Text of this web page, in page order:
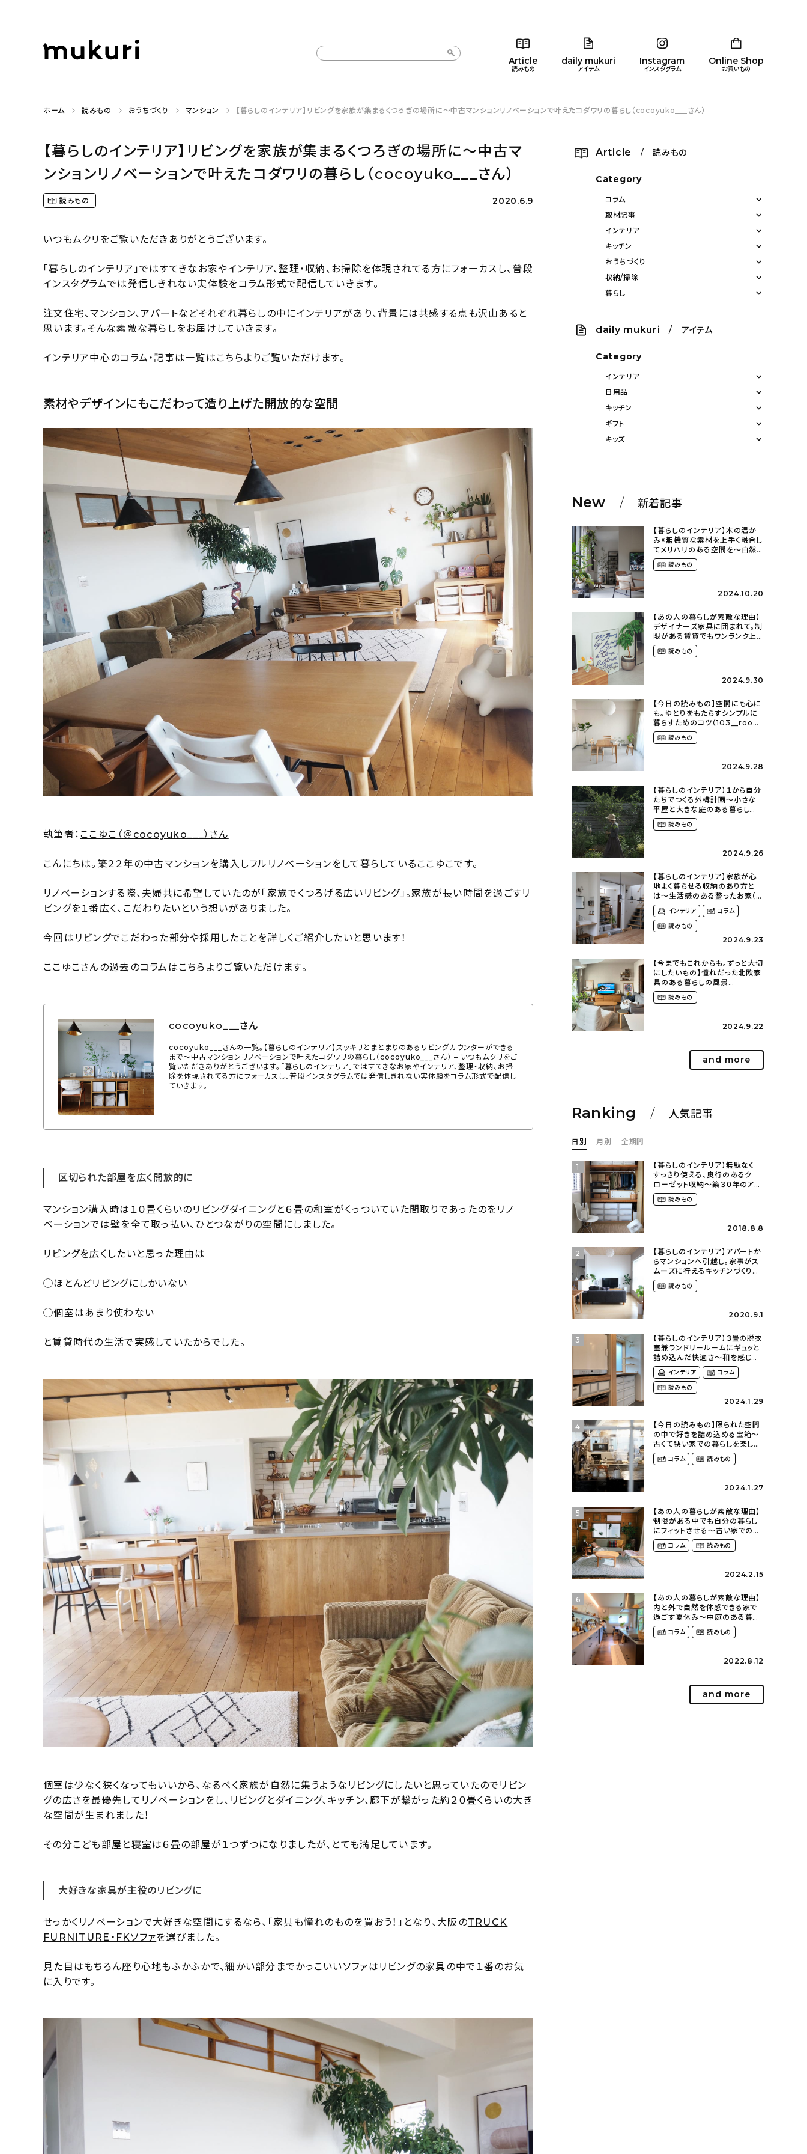
Article
読みもの
daily mukuri
アイテム
Instagram
インスタグラム
Online Shop
お買いもの
カテゴリー一覧 コラム 暮らし
カテゴリー一覧 インテリア キッズ
ホーム 読みもの おうちづくり マンション 【暮らしのインテリア】リビングを家族が集まるくつろぎの場所に～中古マンションリノベーションで叶えたコダワリの暮らし（cocoyuko___さん）
【暮らしのインテリア】リビングを家族が集まるくつろぎの場所に～中古マ
ンションリノベーションで叶えたコダワリの暮らし（cocoyuko___さん）
読みもの 2020.6.9
いつもムクリをご覧いただきありがとうございます。
「暮らしのインテリア」ではすてきなお家やインテリア、整理・収納、お掃除を体現されてる方にフォーカスし、普段
インスタグラムでは発信しきれない実体験をコラム形式で配信していきます。
注文住宅、マンション、アパートなどそれぞれ暮らしの中にインテリアがあり、背景には共感する点も沢山あると
思います。そんな素敵な暮らしをお届けしていきます。
インテリア中心のコラム・記事は一覧はこちらよりご覧いただけます。
素材やデザインにもこだわって造り上げた開放的な空間
執筆者： ここゆこ（＠cocoyuko___）さん
こんにちは。築２２年の中古マンションを購入しフルリノベーションをして暮らしているここゆこです。
リノベーションする際、夫婦共に希望していたのが「家族でくつろげる広いリビング」。家族が長い時間を過ごすリ
ビングを１番広く、こだわりたいという想いがありました。
今回はリビングでこだわった部分や採用したことを詳しくご紹介したいと思います！
ここゆこさんの過去のコラムはこちらよりご覧いただけます。
cocoyuko___さん
cocoyuko___さんの一覧。【暮らしのインテリア】スッキリとまとまりのあるリビングカウンターができる
まで～中古マンションリノベーションで叶えたコダワリの暮らし（cocoyuko___さん） – いつもムクリをご
覧いただきありがとうございます。「暮らしのインテリア」ではすてきなお家やインテリア、整理・収納、お掃
除を体現されてる方にフォーカスし、普段インスタグラムでは発信しきれない実体験をコラム形式で配信し
ていきます。
区切られた部屋を広く開放的に
マンション購入時は１０畳くらいのリビングダイニングと６畳の和室がくっついていた間取りであったのをリノ
ベーションでは壁を全て取っ払い、ひとつながりの空間にしました。
リビングを広くしたいと思った理由は
◯ほとんどリビングにしかいない
◯個室はあまり使わない
と賃貸時代の生活で実感していたからでした。
個室は少なく狭くなってもいいから、なるべく家族が自然に集うようなリビングにしたいと思っていたのでリビン
グの広さを最優先してリノベーションをし、リビングとダイニング、キッチン、廊下が繋がった約２０畳くらいの大き
な空間が生まれました！
その分こども部屋と寝室は６畳の部屋が１つずつになりましたが、とても満足しています。
大好きな家具が主役のリビングに
せっかくリノベーションで大好きな空間にするなら、「家具も憧れのものを買おう！」となり、大阪のTRUCK
FURNITURE・FKソファを選びました。
見た目はもちろん座り心地もふかふかで、細かい部分までかっこいいソファはリビングの家具の中で１番のお気
に入りです。
Article / 読みもの
Category
コラム
取材記事
インテリア
キッチン
おうちづくり
収納/掃除
暮らし
daily mukuri / アイテム
Category
インテリア
日用品
キッチン
ギフト
キッズ
New 新着記事
【暮らしのインテリア】木の温か
み×無機質な素材を上手く融合し
てメリハリのある空間を〜自然
に囲まれて暮らす（ki_no_ieさ
ん） 読みもの
2024.10.20
【あの人の暮らしが素敵な理由】
デザイナーズ家具に囲まれて。制
限がある賃貸でもワンランク上
のお部屋に〜狭くても好きな暮
らしのこと（_____chika708さ
読みもの
2024.9.30
【今日の読みもの】空間にも心に
も。ゆとりをもたらすシンプルに
暮らすためのコツ（103__room
さん）
読みもの
2024.9.28
【暮らしのインテリア】１から自分
たちでつくる外構計画〜小さな
平屋と大きな庭のある暮らし
（tsumikiniwaさん）
読みもの
2024.9.26
【暮らしのインテリア】家族が心
地よく暮らせる収納のあり方と
は〜生活感のある整ったお家（
kaya___ieさん）
インテリア
コラム
読みもの
2024.9.23
【今までもこれからも。ずっと大切
にしたいもの】憧れだった北欧家
具のある暮らしの風景
（m._.k_homeさん）
読みもの
2024.9.22
and more
Ranking 人気記事
日別 月別 全期間
1
【暮らしのインテリア】無駄なく
すっきり使える、奥行のあるク
ローゼット収納〜築３０年のア
パートにある暮らし
（mari_ppe_さん）
読みもの
2018.8.8
2
【暮らしのインテリア】アパートか
らマンションへ引越し。家事がス
ムーズに行えるキッチンづくり〜
２LDKの賃貸暮らし
（mari_ppe_さん）
読みもの
2020.9.1
3
【暮らしのインテリア】３畳の脱衣
室兼ランドリールームにギュッと
詰め込んだ快適さ〜和を感じる
平屋に暮らす（heco_homeさ
ん） インテリア
コラム
読みもの
2024.1.29
4
【今日の読みもの】限られた空間
の中で好きを詰め込める宝箱〜
古くて狭い家での暮らしを楽しむ
（2nyan_and_lifestylesさん）
コラム 読みもの
2024.1.27
5
【あの人の暮らしが素敵な理由】
制限がある中でも自分の暮らし
にフィットさせる〜古い家での暮
らしを楽しむ（idasanchiさん）
コラム 読みもの
2024.2.15
6
【あの人の暮らしが素敵な理由】
内と外で自然を体感できる家で
過ごす夏休み〜中庭のある暮ら
し（yume_2700さん）
コラム 読みもの
2022.8.12
and more